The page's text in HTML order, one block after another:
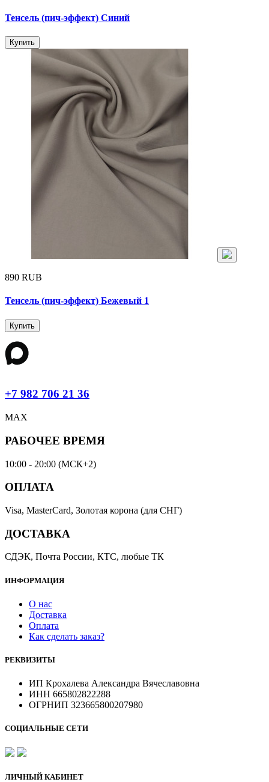
Тенсель (пич-эффект) Синий
Купить
890 RUB
Тенсель (пич-эффект) Бежевый 1
Купить
+7 982 706 21 36
MAX
РАБОЧЕЕ ВРЕМЯ
10:00 - 20:00 (МСК+2)
ОПЛАТА
Visa, MasterCard, Золотая корона (для СНГ)
ДОСТАВКА
СДЭК, Почта России, КТС, любые ТК
ИНФОРМАЦИЯ
О нас
Доставка
Оплата
Как сделать заказ?
РЕКВИЗИТЫ
ИП Крохалева Александра Вячеславовна
ИНН 665802822288
ОГРНИП 323665800207980
СОЦИАЛЬНЫЕ СЕТИ
ЛИЧНЫЙ КАБИНЕТ